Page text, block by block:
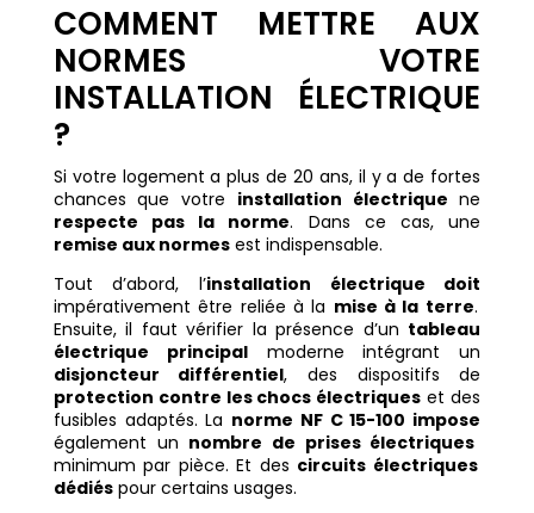
COMMENT METTRE AUX
NORMES VOTRE
INSTALLATION ÉLECTRIQUE
?
Si votre logement a plus de 20 ans, il y a de fortes
chances que votre installation électrique ne
respecte pas la norme. Dans ce cas, une
remise aux normesest indispensable.
Tout d’abord, l’installation électrique doit
impérativement être reliée à la mise à la terre.
Ensuite, il faut vérifier la présence d’un tableau
électrique principalmoderne intégrant un
disjoncteur différentiel, des dispositifs de
protection contre les chocs électriques et des
fusibles adaptés. La norme NF C 15-100 impose
également un nombre de prises électriques
minimum par pièce. Et des circuits électriques
dédiéspour certains usages.